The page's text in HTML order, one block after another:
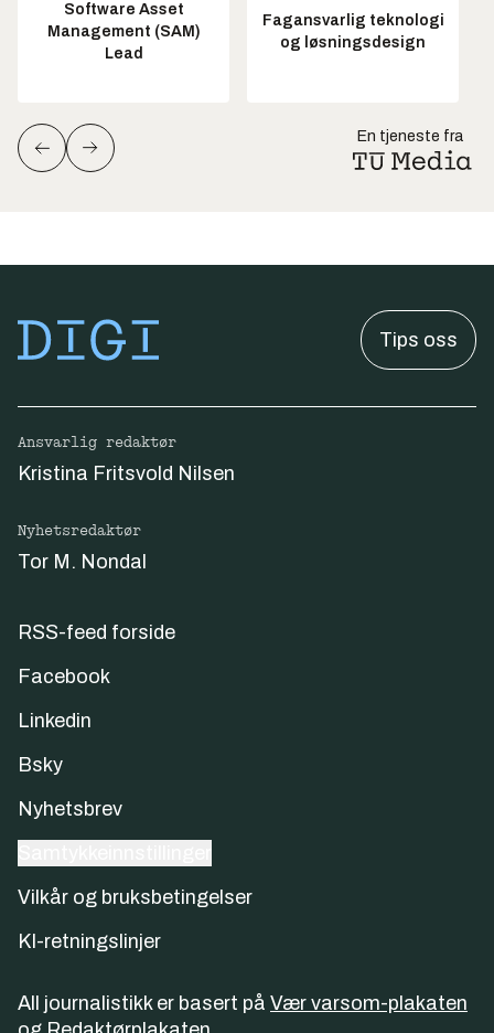
Software Asset
Management (SAM)
Lead
Fagansvarlig teknologi
og løsningsdesign
En tjeneste fra
Tips oss
Ansvarlig redaktør
Kristina Fritsvold Nilsen
Nyhetsredaktør
Tor M. Nondal
RSS-feed forside
Facebook
Linkedin
Bsky
Nyhetsbrev
Vilkår og bruksbetingelser
KI-retningslinjer
All journalistikk er basert på Vær varsom-plakaten